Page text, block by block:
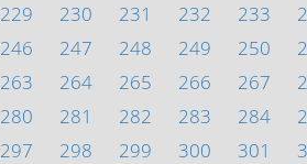
229 230 231 232 233
246 247 248 249 250
263 264 265 266 267
280 281 282 283 284
297 298 299 300 301